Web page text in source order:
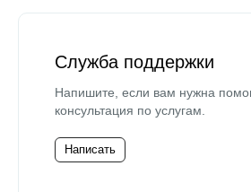
Служба поддержки
Напишите, если вам нужна
консультация по услугам.
Написать